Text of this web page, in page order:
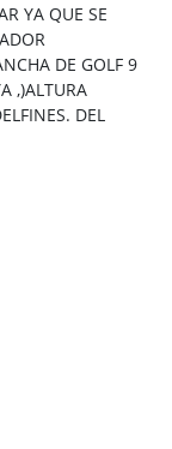
YA QUE SE
DE GOLF 9
,)ALTURA
DEL